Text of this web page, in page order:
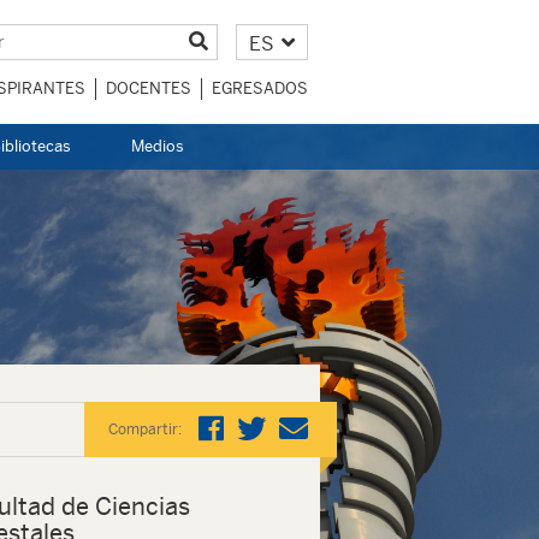
ES
DOCENTES EGRESADOS
Medios
Compartir:
de Ciencias